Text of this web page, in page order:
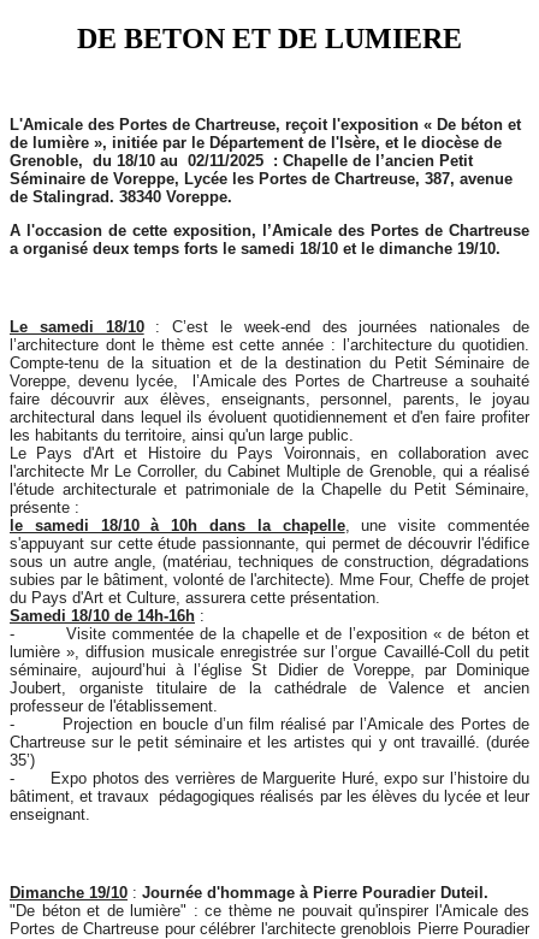
DE BETON ET DE LUMIERE
L'Amicale des Portes de Chartreuse, reçoit l'exposition « De béton et
de lumière », initiée par le Département de l'Isère, et le diocèse de
Grenoble, du 18/10 au 02/11/2025 : Chapelle de l’ancien Petit
Séminaire de Voreppe, Lycée les Portes de Chartreuse, 387, avenue
de Stalingrad. 38340 Voreppe.
A l'occasion de cette exposition, l’Amicale des Portes de Chartreuse
a organisé deux temps forts le samedi 18/10 et le dimanche 19/10.
Le samedi 18/10: C’est le week-end des journées nationales de
l’architecture dont le thème est cette année : l’architecture du quotidien.
Compte-tenu de la situation et de la destination du Petit Séminaire de
Voreppe, devenu lycée, l’Amicale des Portes de Chartreuse a souhaité
faire découvrir aux élèves, enseignants, personnel, parents, le joyau
architectural dans lequel ils évoluent quotidiennement et d'en faire profiter
les habitants du territoire, ainsi qu'un large public.
Le Pays d'Art et Histoire du Pays Voironnais, en collaboration avec
l'architecte Mr Le Corroller, du Cabinet Multiple de Grenoble, qui a réalisé
l'étude architecturale et patrimoniale de la Chapelle du Petit Séminaire,
présente :
le samedi 18/10 à 10h dans la chapelle, une visite commentée
s'appuyant sur cette étude passionnante, qui permet de découvrir l'édifice
sous un autre angle, (matériau, techniques de construction, dégradations
subies par le bâtiment, volonté de l'architecte). Mme Four, Cheffe de projet
du Pays d'Art et Culture, assurera cette présentation.
Samedi 18/10 de 14h-16h :
- Visite commentée de la chapelle et de l’exposition « de béton et
lumière », diffusion musicale enregistrée sur l’orgue Cavaillé-Coll du petit
séminaire, aujourd’hui à l’église St Didier de Voreppe, par Dominique
Joubert, organiste titulaire de la cathédrale de Valence et ancien
professeur de l'établissement.
- Projection en boucle d’un film réalisé par l’Amicale des Portes de
Chartreuse sur le petit séminaire et les artistes qui y ont travaillé. (durée
35’)
- Expo photos des verrières de Marguerite Huré, expo sur l’histoire du
bâtiment, et travaux pédagogiques réalisés par les élèves du lycée et leur
enseignant.
Dimanche 19/10 : Journée d'hommage à Pierre Pouradier Duteil.
"De béton et de lumière" : ce thème ne pouvait qu'inspirer l'Amicale des
Portes de Chartreuse pour célébrer l'architecte grenoblois Pierre Pouradier